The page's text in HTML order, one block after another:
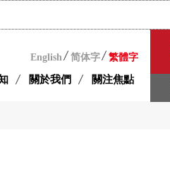
English 简体字 繁體字
關於我們 關注焦點